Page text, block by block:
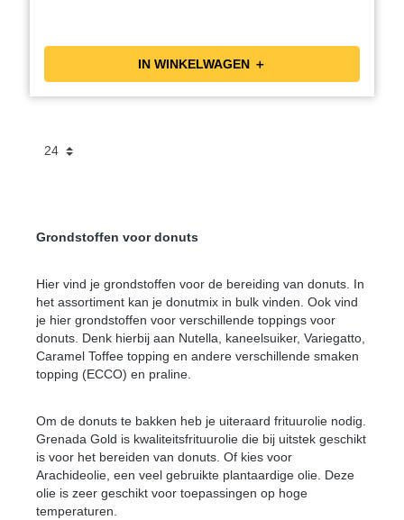
IN WINKELWAGEN ＋
Grondstoffen voor donuts
Hier vind je grondstoffen voor de bereiding van donuts. In
het assortiment kan je donutmix in bulk vinden. Ook vind
je hier grondstoffen voor verschillende toppings voor
donuts. Denk hierbij aan Nutella, kaneelsuiker, Variegatto,
Caramel Toffee topping en andere verschillende smaken
topping (ECCO) en praline.
Om de donuts te bakken heb je uiteraard frituurolie nodig.
Grenada Gold is kwaliteitsfrituurolie die bij uitstek geschikt
is voor het bereiden van donuts. Of kies voor
Arachideolie, een veel gebruikte plantaardige olie. Deze
olie is zeer geschikt voor toepassingen op hoge
temperaturen.